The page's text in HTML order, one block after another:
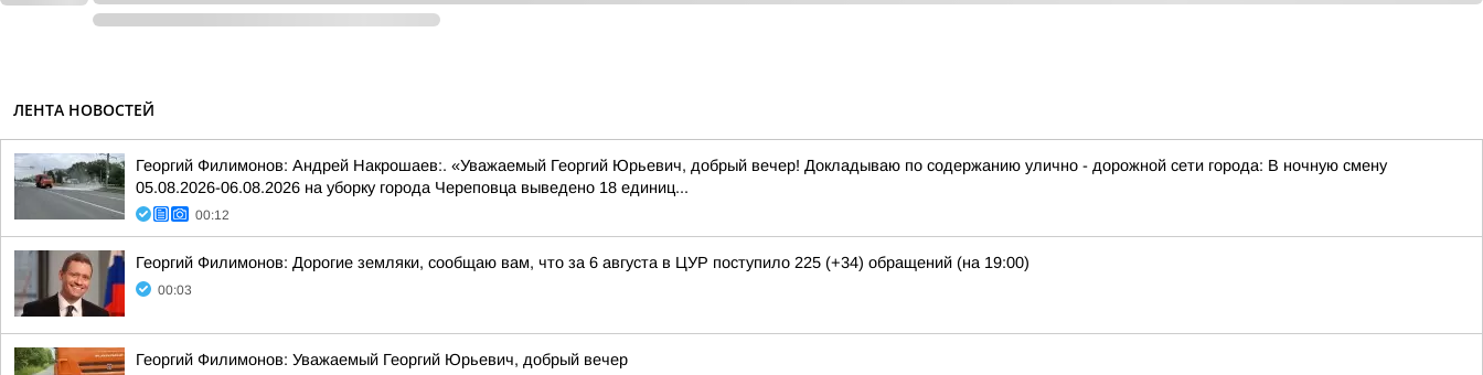
ЛЕНТА НОВОСТЕЙ
Георгий Филимонов: Андрей Накрошаев:. «Уважаемый Георгий Юрьевич, добрый вечер! Докладываю по содержанию улично - дорожной сети города: В ночную смену
05.08.2026-06.08.2026 на уборку города Череповца выведено 18 единиц...
00:12
Георгий Филимонов: Дорогие земляки, сообщаю вам, что за 6 августа в ЦУР поступило 225 (+34) обращений (на 19:00)
00:03
Георгий Филимонов: Уважаемый Георгий Юрьевич, добрый вечер